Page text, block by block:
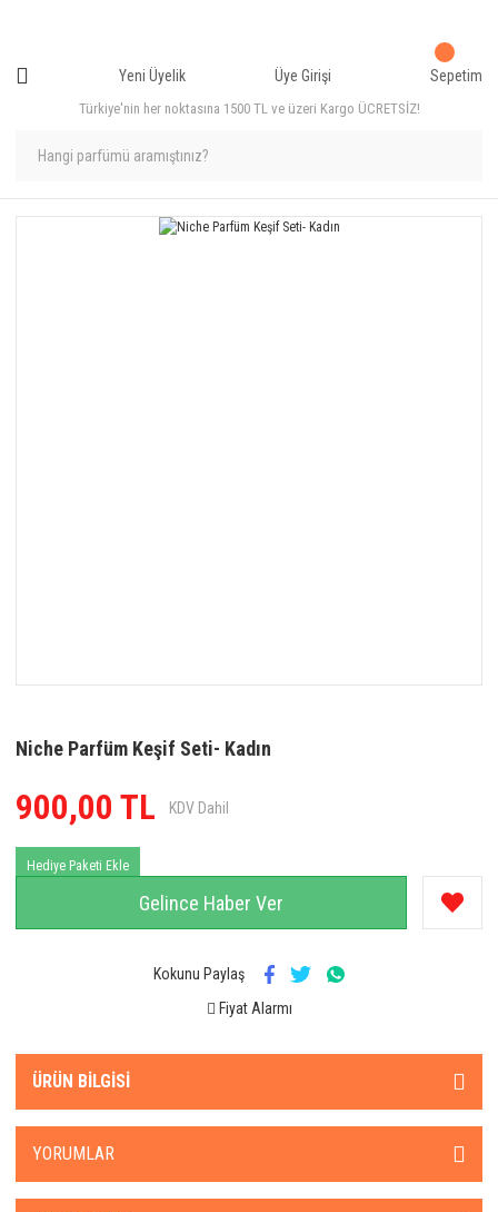
Türkiye'nin her noktasına 1500 TL ve üzeri Kargo ÜCRETSİZ!
Yeni Üyelik Üye Girişi Sepetim
Niche Parfüm Keşif Seti- Kadın
900,00 TL KDV Dahil
Hediye Paketi Ekle
Gelince Haber Ver
Kokunu Paylaş
Fiyat Alarmı
ÜRÜN BILGISI
YORUMLAR